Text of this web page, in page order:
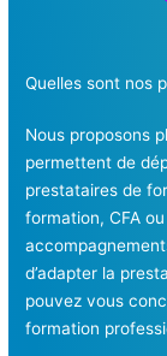
Quelles sont nos
Nous proposons
permettent de
prestataires de
formation, CFA
d’adapter la
pouvez vous
formation